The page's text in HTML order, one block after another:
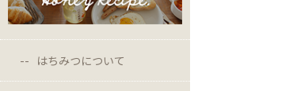
はちみつについて